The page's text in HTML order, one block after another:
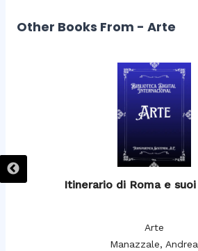
Other Books From - Arte
Itinerario di Roma e
Arte
Manazzale, Andrea